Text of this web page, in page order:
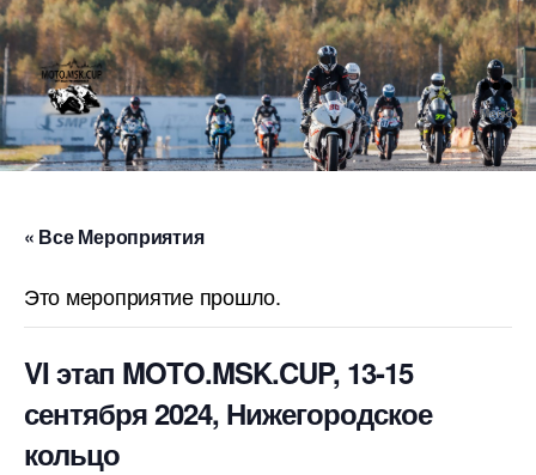
MOTO.MSC.CUP
Меню
« Все Мероприятия
Это мероприятие прошло.
VI этап MOTO.MSK.CUP, 13-15
сентября 2024, Нижегородское
кольцо